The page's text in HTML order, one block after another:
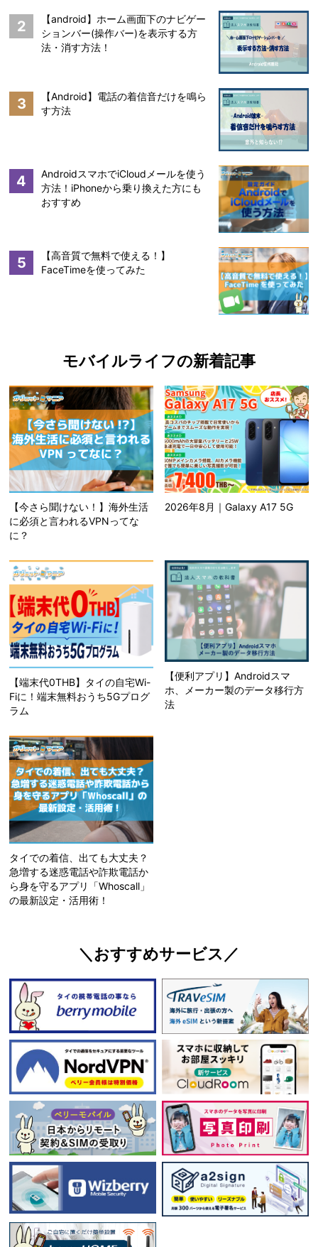
2
【android】ホーム画面下のナビゲー
ションバー(操作バー)を表示する方
法・消す方法！
3
【Android】電話の着信音だけを鳴ら
す方法
4
AndroidスマホでiCloudメールを使う
方法！iPhoneから乗り換えた方にも
おすすめ
5
【高音質で無料で使える！】
FaceTimeを使ってみた
モバイルライフの新着記事
【今さら聞けない！】海外生活
に必須と言われるVPNってな
に？
2026年8月｜Galaxy A17 5G
【端末代0THB】タイの自宅Wi-
Fiに！端末無料おうち5Gプログ
ラム
【便利アプリ】Androidスマ
ホ、メーカー製のデータ移行方
法
タイでの着信、出ても大丈夫？
急増する迷惑電話や詐欺電話か
ら身を守るアプリ「Whoscall」
の最新設定・活用術！
＼おすすめサービス／